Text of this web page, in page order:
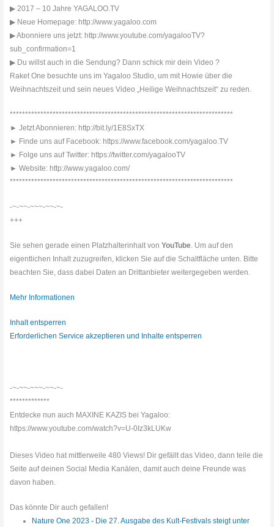
▶ 2017 – 10 Jahre YAGALOO.TV
▶ Neue Homepage: http://www.yagaloo.com
▶ Abonniere uns jetzt: http://www.youtube.com/yagalooTV?
sub_confirmation=1
▶ Du willst auch in die Sendung? Dann schick mir dein Video ?
Raket One besuchte uns im Yagaloo Studio, um mit Howie über die
Weihnachtszeit und sein neues Video „Heilige Weihnachtszeit“ zu reden.
*************************************************************************
► Jetzt Abonnieren: http://bit.ly/1E8SxTX
► Finde uns auf Facebook: https://www.facebook.com/yagaloo.TV
► Folge uns auf Twitter: https://twitter.com/yagalooTV
► Website: http://www.yagaloo.com/
*************************************************************************
-~-~~-~~~-~~-~-
+++
Sie sehen gerade einen Platzhalterinhalt vonYouTube. Um auf den
eigentlichen Inhalt zuzugreifen, klicken Sie auf die Schaltfläche unten. Bitte
beachten Sie, dass dabei Daten an Drittanbieter weitergegeben werden.
Mehr Informationen
Inhalt entsperren
Erforderlichen Service akzeptieren und Inhalte entsperren
-~-~~-~~~-~~-~-
*************
Entdecke nun auch MAXINE KAZIS bei Yagaloo:
https://www.youtube.com/watch?v=U-0Iz3kLUKw
Dieses Video hat mittlerweile 480 Views! Dir gefällt das Video, dann teile die
Seite auf deinen Social Media Kanälen, damit auch deine Freunde was
davon haben.
Das könnte Dir auch gefallen!
Nature One 2023 - Die 27. Ausgabe des Kult-Festivals steigt unter